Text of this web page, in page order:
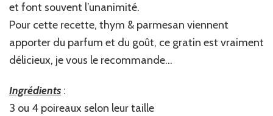
et font souvent l’unanimité.
Pour cette recette, thym & parmesan viennent
apporter du parfum et du goût, ce gratin est vraiment
délicieux, je vous le recommande…
Ingrédients :
3 ou 4 poireaux selon leur taille